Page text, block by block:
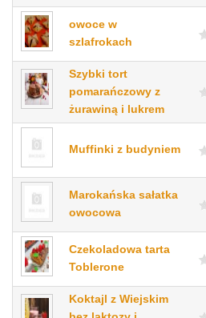
owoce w
szlafrokach
Szybki tort
pomarańczowy z
żurawiną i lukrem
Muffinki z budyniem
Marokańska sałatka
owocowa
Czekoladowa tarta
Toblerone
Koktajl z Wiejskim